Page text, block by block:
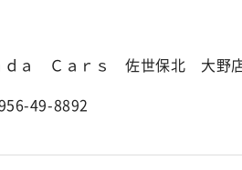
ｄａ Ｃａｒｓ 佐世保北 大野
49-8892